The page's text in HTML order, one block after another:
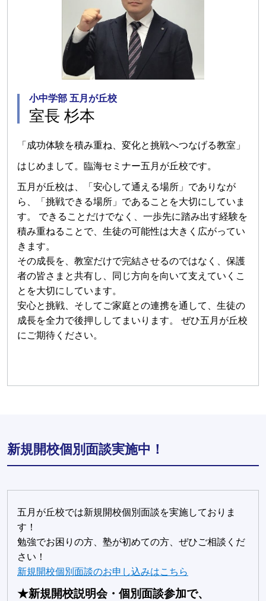
小中学部 五月が丘校
室長 杉本
「成功体験を積み重ね、変化と挑戦へつなげる教室」
はじめまして。臨海セミナー五月が丘校です。
五月が丘校は、「安心して通える場所」でありなが
ら、「挑戦できる場所」であることを大切にしていま
す。 できることだけでなく、一歩先に踏み出す経験を
積み重ねることで、生徒の可能性は大きく広がってい
きます。
その成長を、教室だけで完結させるのではなく、保護
者の皆さまと共有し、同じ方向を向いて支えていくこ
とを大切にしています。
安心と挑戦、そしてご家庭との連携を通して、生徒の
成長を全力で後押ししてまいります。 ぜひ五月が丘校
にご期待ください。
新規開校個別面談実施中！
五月が丘校では新規開校個別面談を実施しておりま
す！
勉強でお困りの方、塾が初めての方、ぜひご相談くだ
さい！
新規開校個別面談のお申し込みはこちら
★新規開校説明会・個別面談参加で、